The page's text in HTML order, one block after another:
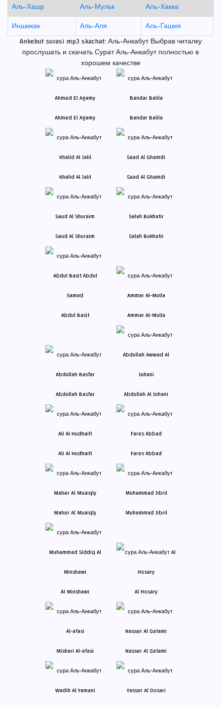
Аль-Хашр
Аль-Мульк
Аль-Хакка
Иншикак
Аль-Аля
Аль-Гашия
Ankebut surasi mp3 skachat: Аль-Анкабут Выбрав читалку
прослушать и скачать Сурат Аль-Анкабут полностью в
хорошем качестве
Ahmed El Agamy Bandar Balila
Khalid Al Jalil Saad Al Ghamdi
Saud Al Shuraim Salah Bukhatir
Abdul Basit Ammar Al-Mulla
Abdullah Basfar Abdullah Al Juhani
Ali Al Hudhaifi Fares Abbad
Maher Al Muaiqly Muhammad Jibril
Al Minshawi Al Hosary
Mishari Al-afasi Nasser Al Qatami